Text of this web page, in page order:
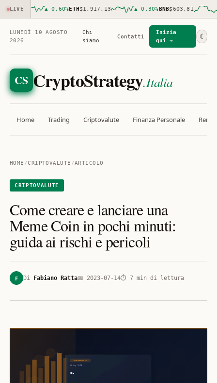
LIVE ▲ 0.60 %ETH$1,917.13 ▲ 0.30%BNB$603.81 ▲
LUNEDÌ 10 AGOSTO
2026
Chi
siamo
Contatti
Inizia
qui →
☾
CS CryptoStrategy.Italia
Home Trading Criptovalute Finanza Personale
HOME /CRIPTOVALUTE /ARTICOLO
CRIPTOVALUTE
Come creare e lanciare una
Meme Coin in pochi minuti:
guida ai rischi e pericoli
F Di Fabiano Ratta📅 2023-07-14⏱ 7 min di lettura